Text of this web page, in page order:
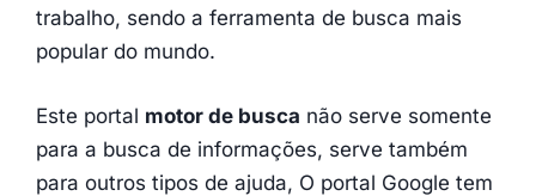
trabalho, sendo a ferramenta de busca mais
popular do mundo.
Este portal motor de busca não serve somente
para a busca de informações, serve também
para outros tipos de ajuda, O portal Google tem